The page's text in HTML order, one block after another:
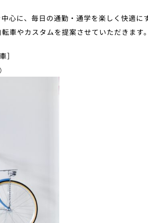
心に、毎日の通勤・通学を楽しく快適に
車やカスタムを提案させていただきます。
］